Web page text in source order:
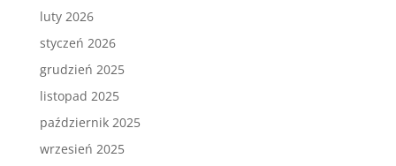
luty 2026
styczeń 2026
grudzień 2025
listopad 2025
październik 2025
wrzesień 2025